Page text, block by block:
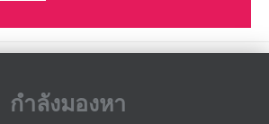
กำลังมองหา